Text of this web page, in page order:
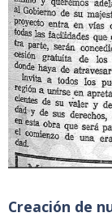
Creación de